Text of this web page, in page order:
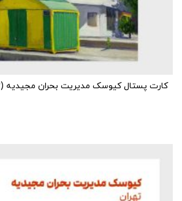
کارت پستال کیوسک مدیریت بحران مجیدیه (۸۳)